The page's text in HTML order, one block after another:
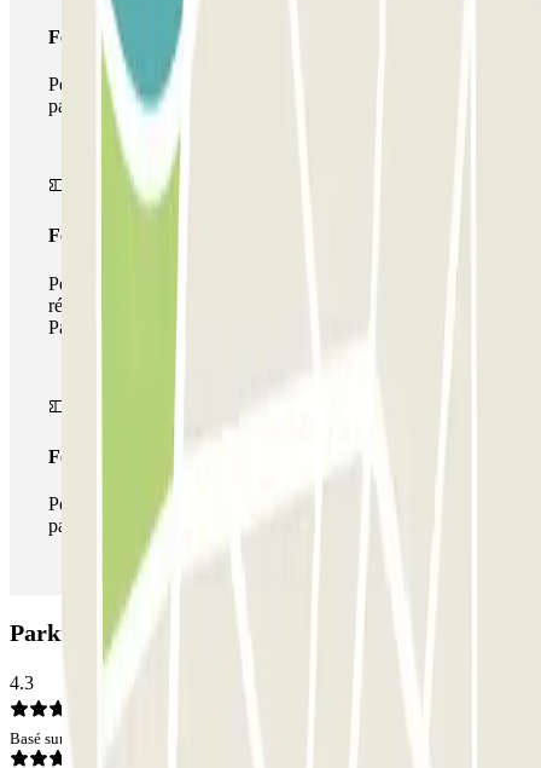
Forfait Simple
Pendant votre séjour, vous ne pourrez entrer et sortir du
parking qu'une seule fois
Forfait de stationnement multiple
Pendant votre séjour, vous pouvez utiliser l'ensemble du
réseau de parkings de cet opérateur disponible sur
Parclick.
Forfait illimité
Pendant votre séjour, vous pouvez entrer et sortir du
parking aussi souvent que vous le souhaitez.
Parking Bigpark - Valet - Aeroporto Lisboa: Avis
4.3
Basé sur 1 avis